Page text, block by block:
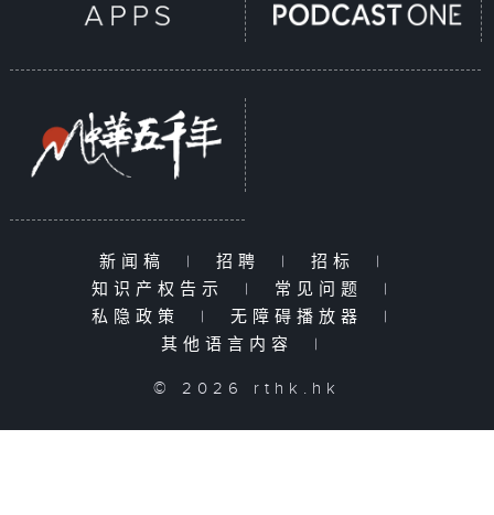
新闻稿 | 招聘 | 招标
|
知识产权告示
| 常见问题
|
私隐政策
| 无障碍播放器
|
其他语言内容
|
© 2026 rthk.hk